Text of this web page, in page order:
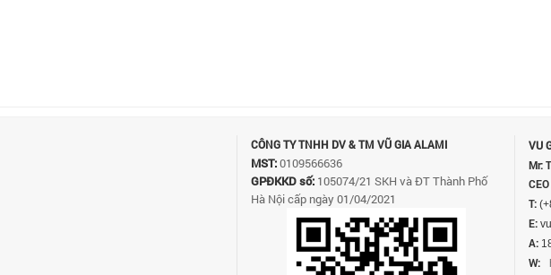
CÔNG TY TNHH DV & TM VŨ GIA ALAMI
MST:0109566636
GPĐKKD số: 105074/21 SKH và ĐT Thành Phố
Hà Nội cấp ngày 01/04/2021
VU
Mr:
T:
E:
A:
W: